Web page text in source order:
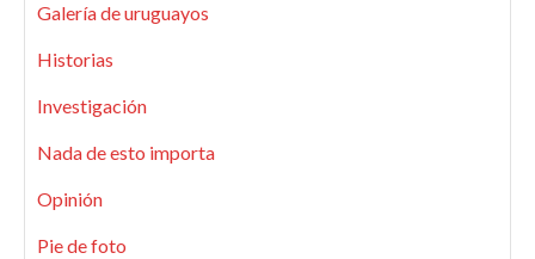
Galería de uruguayos
Historias
Investigación
Nada de esto importa
Opinión
Pie de foto